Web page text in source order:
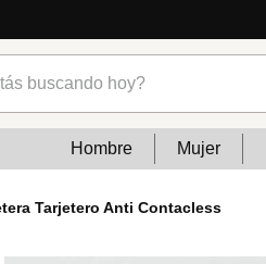
Hombre Mujer
Tarjetero Anti Contacless